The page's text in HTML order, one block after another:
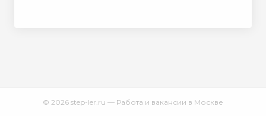
© 2026 step-ler.ru — Работа и вакансии в Москве